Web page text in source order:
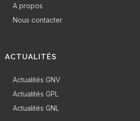
A propos
Nous contacter
ACTUALITÉS
Actualités GNV
Actualités GPL
Actualités GNL